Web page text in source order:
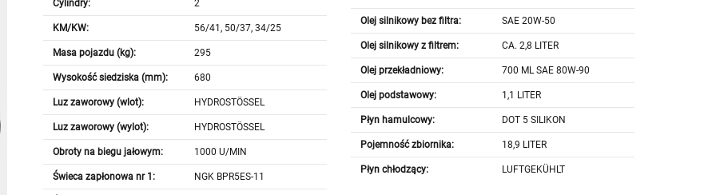
Cylindry: 2
KM/KW: 56/41, 50/37, 34/25
Masa pojazdu (kg): 295
Wysokość siedziska (mm): 680
Luz zaworowy (wlot): HYDROSTÖSSEL
Luz zaworowy (wylot): HYDROSTÖSSEL
Obroty na biegu jałowym: 1000 U/MIN
Świeca zapłonowa nr 1: NGK BPR5ES-11
Olej silnikowy bez filtra: SAE 20W-50
Olej silnikowy z filtrem: CA. 2,8 LITER
Olej przekładniowy: 700 ML SAE 80W-90
Olej podstawowy: 1,1 LITER
Płyn hamulcowy: DOT 5 SILIKON
Pojemność zbiornika: 18,9 LITER
Płyn chłodzący: LUFTGEKÜHLT